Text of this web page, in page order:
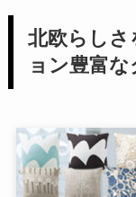
北欧らしさ
ョン豊富